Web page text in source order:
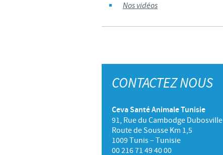
Nos vidéos
CONTACTEZ NOUS
Ceva Santé Animale Tunisie
91, Rue du Cambodge Dubosville
Route de Sousse Km 1,5
1009 Tunis – Tunisie
00 216 71 49 40 00